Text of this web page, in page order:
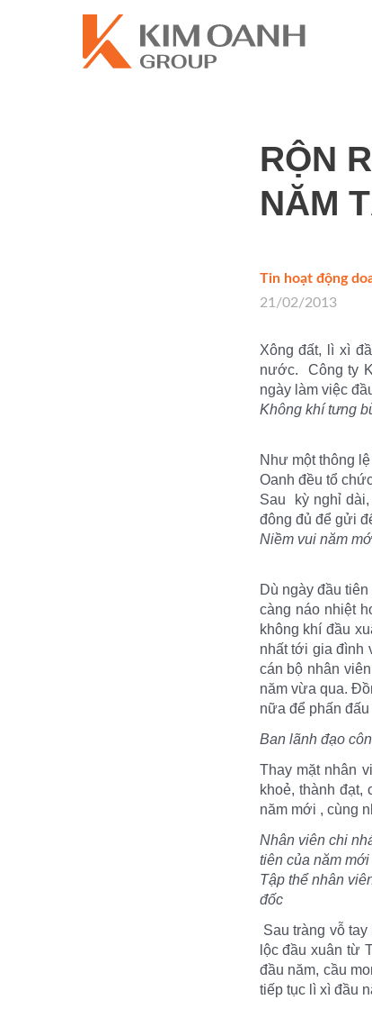
RỘN
NĂM
Tin hoạt động
21/02/2013
Xông đất, lì xì
nước. Công ty
ngày làm việc
Không khí tưng
Như một thông
Oanh đều tổ
Sau kỳ nghỉ dài,
đông đủ để gửi
Niềm vui năm
Dù ngày đầu
càng náo nhiệt
không khí đầu
nhất tới gia đình
cán bộ nhân
năm vừa qua.
nữa để phấn
Ban lãnh đạo
Thay mặt nhân
khoẻ, thành
năm mới , cùng
Nhân viên chi
tiên của năm mới
Tập thể nhân
đốc
Sau tràng vỗ
lộc đầu xuân từ
đầu năm, cầu
tiếp tục lì xì đầu